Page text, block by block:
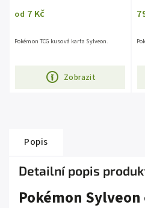
od 7 Kč
Zobrazit
Pokémon TCG kusová karta Sylveon.
Popis
Detailní popis
Pokémon Sylveon